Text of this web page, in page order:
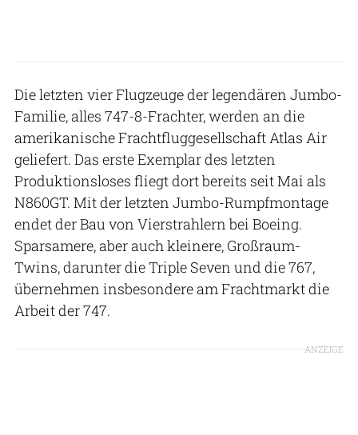
Die letzten vier Flugzeuge der legendären Jumbo-
Familie, alles 747-8-Frachter, werden an die
amerikanische Frachtfluggesellschaft Atlas Air
geliefert. Das erste Exemplar des letzten
Produktionsloses fliegt dort bereits seit Mai als
N860GT. Mit der letzten Jumbo-Rumpfmontage
endet der Bau von Vierstrahlern bei Boeing.
Sparsamere, aber auch kleinere, Großraum-
Twins, darunter die Triple Seven und die 767,
übernehmen insbesondere am Frachtmarkt die
Arbeit der 747.
ANZEIGE